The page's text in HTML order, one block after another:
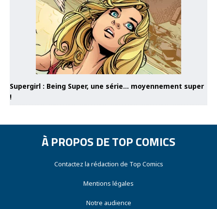
Supergirl : Being Super, une série… moyennement super
!
À PROPOS DE TOP COMICS
Contactez la rédaction de Top Comics
Mentions légales
Notre audience